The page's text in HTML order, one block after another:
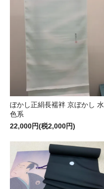
ぼかし正絹長襦袢 京ぼかし 水
色系
22,000円(税2,000円)